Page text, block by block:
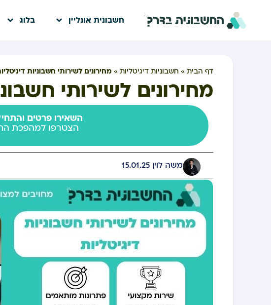
חשבונית אונליין בלוג
דף הבית » חשבוניות דיגיטליות » מחירונים לשירותי חשבוניות
מחירונים לשירותי
השאירו פרטים
הצטרפו למהפכת
משה לוין 15.01.25